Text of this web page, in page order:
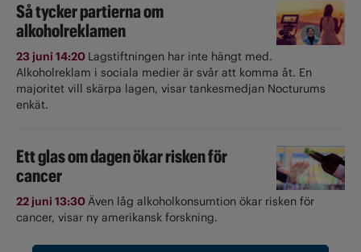
Så tycker partierna om
alkoholreklamen
23 juni 14:20 Lagstiftningen har inte hängt med.
Alkoholreklam i sociala medier är svår att komma åt. En
majoritet vill skärpa lagen, visar tankesmedjan Nocturums
enkät.
Ett glas om dagen ökar risken för
cancer
22 juni 13:30Även låg alkoholkonsumtion ökar risken för
cancer, visar ny amerikansk forskning.